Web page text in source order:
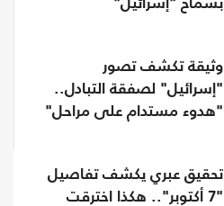
بسماح "إسرائيل"
وثيقة تكشف تصور
"إسرائيل" لصفقة التبادل..
"هدوء مستدام على مراحل"
تحقيق عبري يكشف تفاصيل
"7 أكتوبر".. هكذا اخترقت